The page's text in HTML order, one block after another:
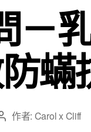
－
蟎
文 作者: Carol x Cliff